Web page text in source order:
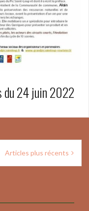
du 24 juin 2022
Articles plus récents